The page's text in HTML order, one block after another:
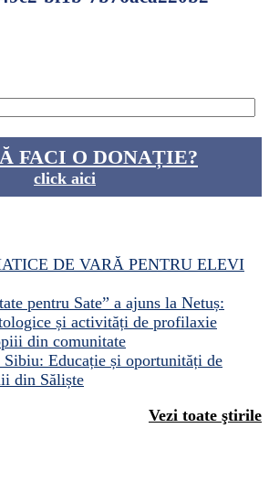
FACI O DONAȚIE?
click aici
DE VARĂ PENTRU ELEVI
pentru Sate” a ajuns la Netuș:
și activități de profilaxie
din comunitate
Educație și oportunități de
din Săliște
Vezi toate ştirile